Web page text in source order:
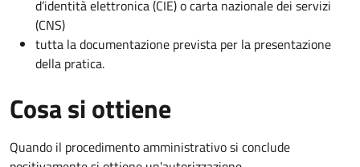
d’identità elettronica (CIE) o carta nazionale dei servizi
(CNS)
tutta la documentazione prevista per la presentazione
della pratica.
Cosa si ottiene
Quando il procedimento amministrativo si conclude